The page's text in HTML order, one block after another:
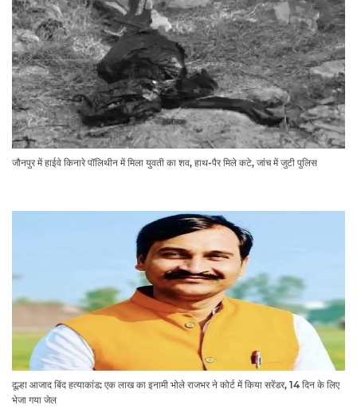
जौनपुर में हाईवे किनारे पॉलिथीन में मिला युवती का शव, हाथ-पैर मिले कटे, जांच में जुटी पुलिस
दूल्हा आजाद बिंद हत्याकांड: एक लाख का इनामी भोले राजभर ने कोर्ट में किया सरेंडर, 14 दिन के लिए
भेजा गया जेल